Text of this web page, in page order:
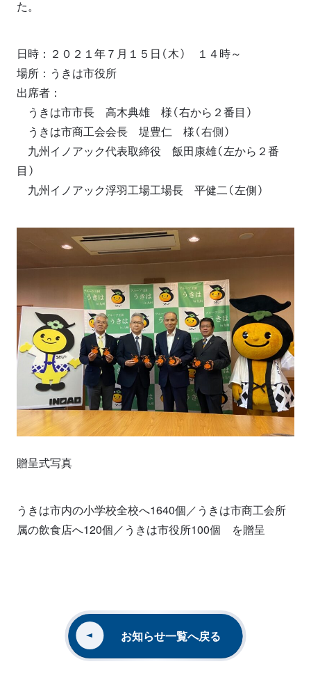
た。
日時：２０２１年７月１５日（木） １４時～
場所：うきは市役所
出席者：
うきは市市長 高木典雄 様（右から２番目）
うきは市商工会会長 堤豊仁 様（右側）
九州イノアック代表取締役 飯田康雄（左から２番
目）
九州イノアック浮羽工場工場長 平健二（左側）
贈呈式写真
うきは市内の小学校全校へ1640個／うきは市商工会所
属の飲食店へ120個／うきは市役所100個 を贈呈
お知らせ一覧へ戻る